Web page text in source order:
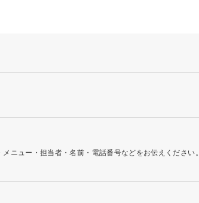
ニュー・担当者・名前・電話番号などをお伝えください。